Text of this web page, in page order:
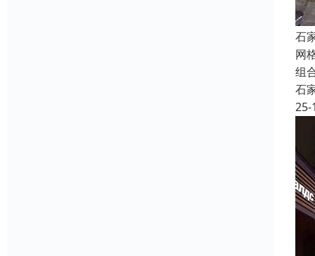
石
网
组
石
25-